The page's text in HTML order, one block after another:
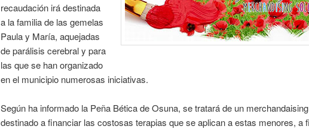
recaudación irá destinada
a la familia de las gemelas
Paula y María, aquejadas
de parálisis cerebral y para
las que se han organizado
en el municipio numerosas iniciativas.
Según ha informado la Peña Bética de Osuna, se tratará de un
destinado a financiar las costosas terapias que se aplican a estas menores, a